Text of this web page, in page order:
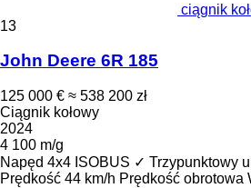
ciągnik
13
John Deere 6R 185
125 000 € ≈ 538 200 zł
Ciągnik kołowy
2024
4 100 m/g
Napęd 4x4 ISOBUS ✓ Trzypunktowy
Prędkość 44 km/h Prędkość obrotowa